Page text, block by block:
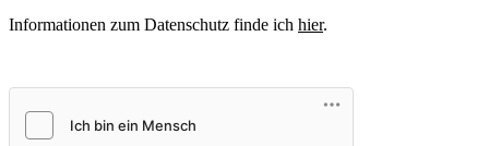
Informationen zum Datenschutz finde ich hier.